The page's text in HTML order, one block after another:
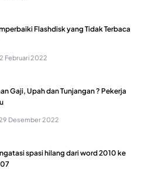
Flashdisk yang Tidak Terbaca
Februari 2022
Gaji, Upah dan Tunjangan ? Pekerja
Desember 2022
spasi hilang dari word 2010 ke